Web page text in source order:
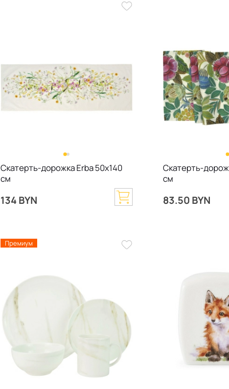
Скатерть-дорожка Erba 50х140
см
134 BYN
Скатерть-
см
83.50 BYN
Премиум